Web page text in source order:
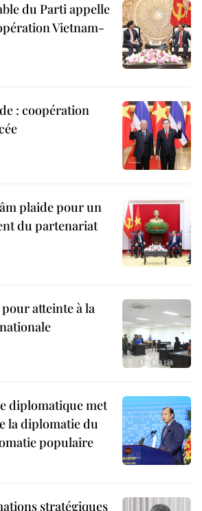
du Parti appelle
Vietnam-
: coopération
plaide pour un
du partenariat
atteinte à la
diplomatique met
la diplomatie du
populaire
stratégiques